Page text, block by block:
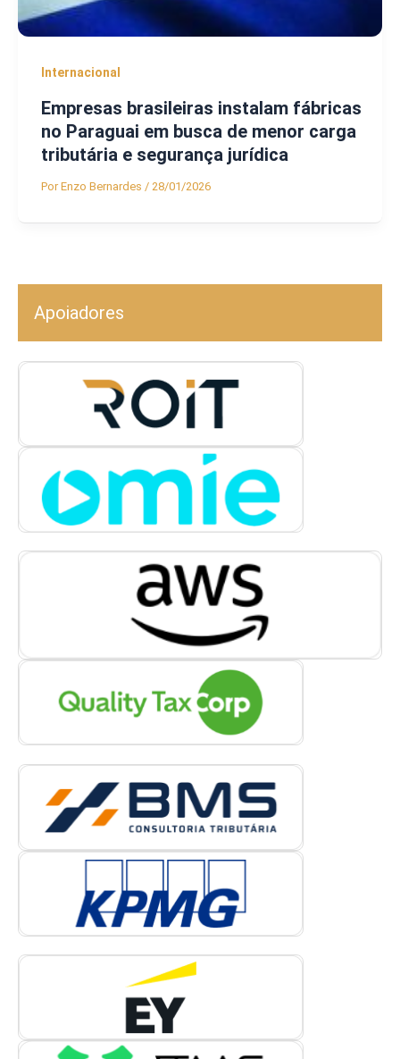
Internacional
Empresas brasileiras instalam fábricas
no Paraguai em busca de menor carga
tributária e segurança jurídica
PorEnzo Bernardes / 28/01/2026
Apoiadores